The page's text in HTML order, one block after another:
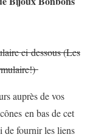
ci dessous (Les
auprès de vos
en bas de cet
de fournir les liens